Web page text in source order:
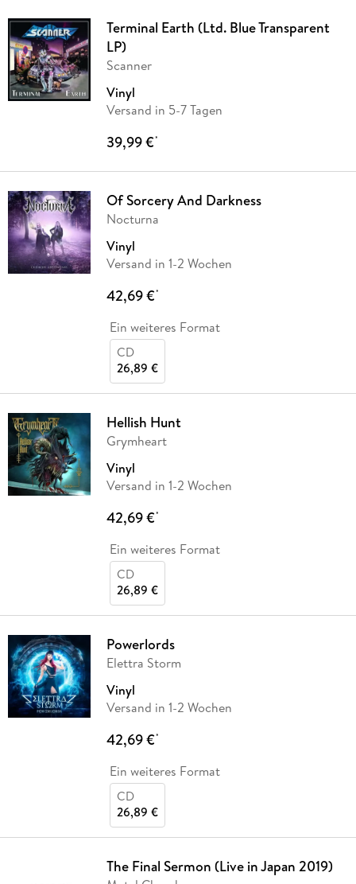
Terminal Earth (Ltd. Blue Transparent
LP)
Scanner
Vinyl
Versand in 5-7 Tagen
39,99 €*
Of Sorcery And Darkness
Nocturna
Vinyl
Versand in 1-2 Wochen
42,69 €*
Ein weiteres Format
CD
26,89 €
Hellish Hunt
Grymheart
Vinyl
Versand in 1-2 Wochen
42,69 €*
Ein weiteres Format
CD
26,89 €
Powerlords
Elettra Storm
Vinyl
Versand in 1-2 Wochen
42,69 €*
Ein weiteres Format
CD
26,89 €
The Final Sermon (Live in Japan 2019)